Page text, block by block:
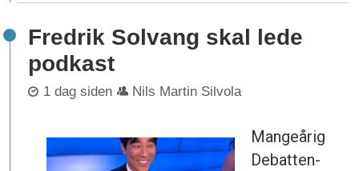
Fredrik Solvang skal lede
podkast
1 dag siden Nils Martin Silvola
Mangeårig
Debatten-